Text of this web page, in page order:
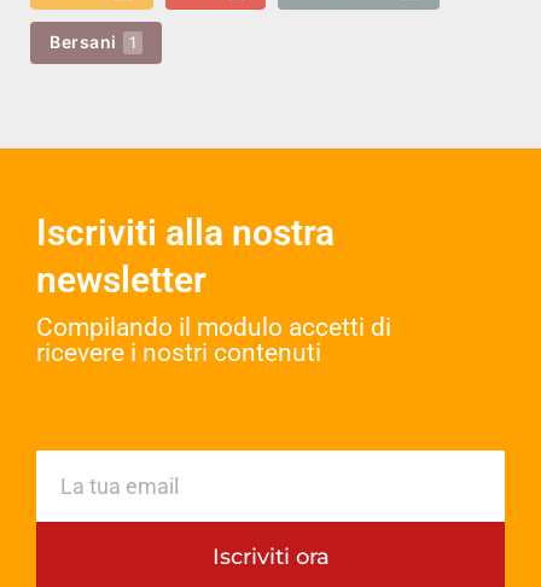
Bersani 1
Iscriviti alla nostra
newsletter
Compilando il modulo accetti di
ricevere i nostri contenuti​
Iscriviti ora